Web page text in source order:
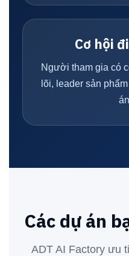
Cơ hội
Người tham gia có
lõi, leader sản
Các dự án
ADT AI Factory ưu